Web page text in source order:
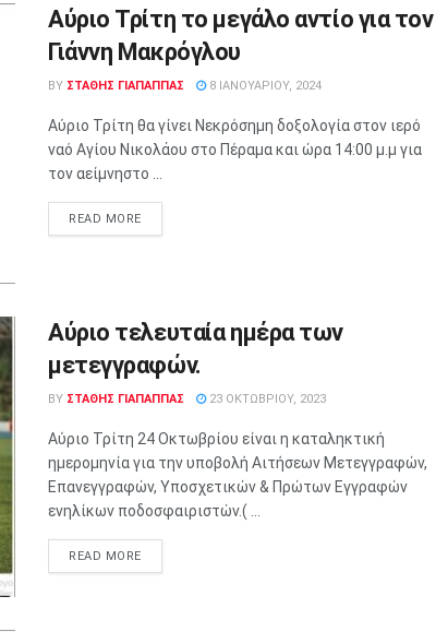
Αύριο Τρίτη το μεγάλο αντίο για τον
Γιάννη Μακρόγλου
BY ΣΤΑΘΗΣ ΓΊΑΠΑΠΠΑΣ 8 ΙΑΝΟΥΑΡΊΟΥ, 2024
Αύριο Τρίτη θα γίνει Νεκρόσημη δοξολογία στον ιερό
ναό Αγίου Νικολάου στο Πέραμα και ώρα 14:00 μ.μ για
τον αείμνηστο ...
READ MORE
Αύριο τελευταία ημέρα των
μετεγγραφών.
BY ΣΤΑΘΗΣ ΓΊΑΠΑΠΠΑΣ 23 ΟΚΤΩΒΡΊΟΥ, 2023
Αύριο Τρίτη 24 Οκτωβρίου είναι η καταληκτική
ημερομηνία για την υποβολή Αιτήσεων Μετεγγραφών,
Επανεγγραφών, Υποσχετικών & Πρώτων Εγγραφών
ενηλίκων ποδοσφαιριστών.( ...
READ MORE